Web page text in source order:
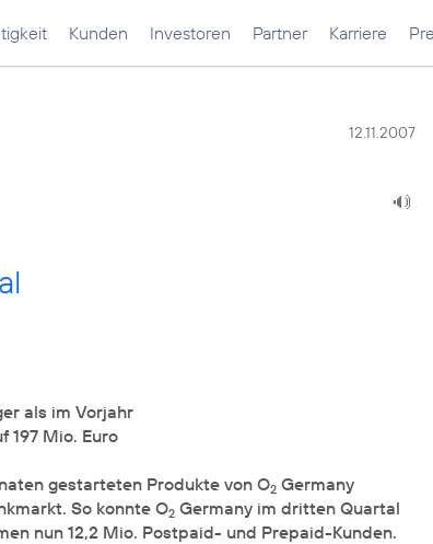
Kunden Investoren Partner Karriere
12.11.2007
als im Vorjahr
197 Mio. Euro
gestarteten Produkte von O2 Germany
So konnte O2 Germany im dritten Quartal
nun 12,2 Mio. Postpaid- und Prepaid-Kunden.